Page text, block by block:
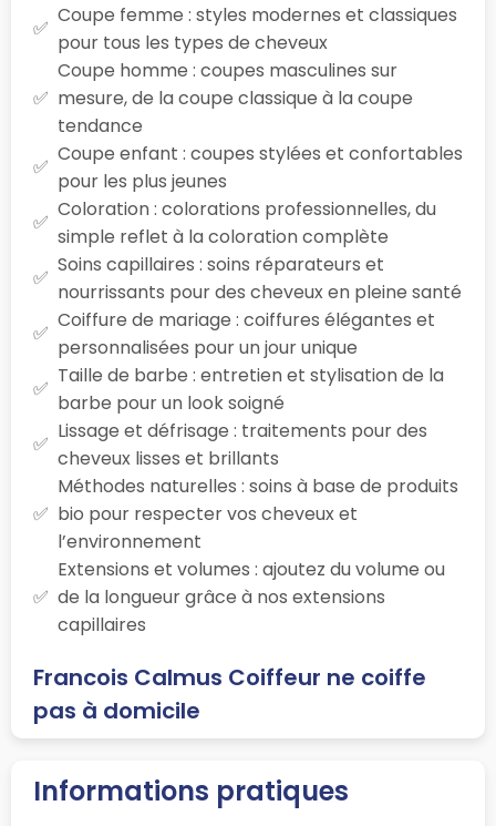
Coupe femme : styles modernes et classiques
pour tous les types de cheveux
Coupe homme : coupes masculines sur
mesure, de la coupe classique à la coupe
tendance
Coupe enfant : coupes stylées et confortables
pour les plus jeunes
Coloration : colorations professionnelles, du
simple reflet à la coloration complète
Soins capillaires : soins réparateurs et
nourrissants pour des cheveux en pleine santé
Coiffure de mariage : coiffures élégantes et
personnalisées pour un jour unique
Taille de barbe : entretien et stylisation de la
barbe pour un look soigné
Lissage et défrisage : traitements pour des
cheveux lisses et brillants
Méthodes naturelles : soins à base de produits
bio pour respecter vos cheveux et
l’environnement
Extensions et volumes : ajoutez du volume ou
de la longueur grâce à nos extensions
capillaires
Francois Calmus Coiffeur ne coiffe
pas à domicile
Informations pratiques